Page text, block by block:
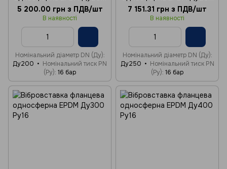
Ру16
5 200.00 грн з ПДВ/шт
В наявності
Номінальний діаметр DN (Ду)
Ду200
Номінальний тиск PN
(Ру) 16 бар
Ру16
7 151.31 грн з ПДВ/шт
В наявності
Номінальний діаметр DN (Ду)
Ду250
Номінальний тиск PN
(Ру) 16 бар